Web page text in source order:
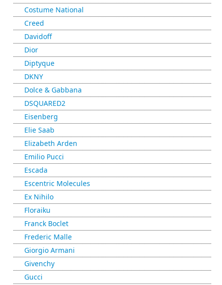
Costume National
Creed
Davidoff
Dior
Diptyque
DKNY
Dolce & Gabbana
DSQUARED2
Eisenberg
Elie Saab
Elizabeth Arden
Emilio Pucci
Escada
Escentric Molecules
Ex Nihilo
Floraiku
Franck Boclet
Frederic Malle
Giorgio Armani
Givenchy
Gucci